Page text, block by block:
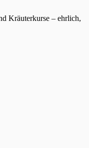
Kräuterkurse – ehrlich,